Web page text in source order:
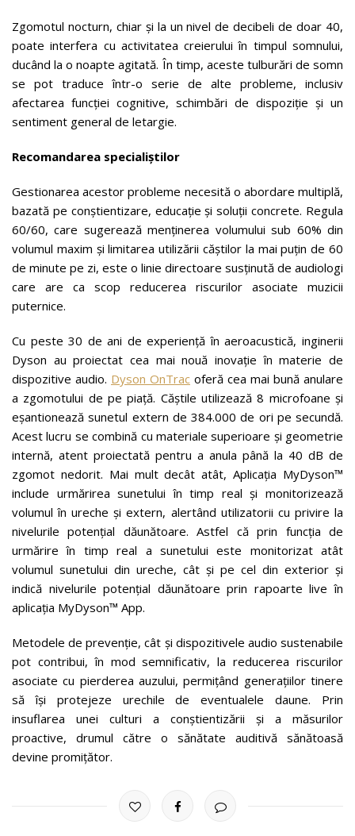
Zgomotul nocturn, chiar și la un nivel de decibeli de doar 40,
poate interfera cu activitatea creierului în timpul somnului,
ducând la o noapte agitată. În timp, aceste tulburări de somn
se pot traduce într-o serie de alte probleme, inclusiv
afectarea funcției cognitive, schimbări de dispoziție și un
sentiment general de letargie.
Recomandarea specialiștilor
Gestionarea acestor probleme necesită o abordare multiplă,
bazată pe conștientizare, educație și soluții concrete. Regula
60/60, care sugerează menținerea volumului sub 60% din
volumul maxim și limitarea utilizării căștilor la mai puțin de 60
de minute pe zi, este o linie directoare susținută de audiologi
care are ca scop reducerea riscurilor asociate muzicii
puternice.
Cu peste 30 de ani de experiență în aeroacustică, inginerii
Dyson au proiectat cea mai nouă inovație în materie de
dispozitive audio. Dyson OnTrac oferă cea mai bună anulare
a zgomotului de pe piață. Căștile utilizează 8 microfoane și
eșantionează sunetul extern de 384.000 de ori pe secundă.
Acest lucru se combină cu materiale superioare și geometrie
internă, atent proiectată pentru a anula până la 40 dB de
zgomot nedorit. Mai mult decât atât, Aplicația MyDyson™
include urmărirea sunetului în timp real și monitorizează
volumul în ureche și extern, alertând utilizatorii cu privire la
nivelurile potențial dăunătoare. Astfel că prin funcția de
urmărire în timp real a sunetului este monitorizat atât
volumul sunetului din ureche, cât și pe cel din exterior și
indică nivelurile potențial dăunătoare prin rapoarte live în
aplicația MyDyson™ App.
Metodele de prevenție, cât și dispozitivele audio sustenabile
pot contribui, în mod semnificativ, la reducerea riscurilor
asociate cu pierderea auzului, permițând generațiilor tinere
să își protejeze urechile de eventualele daune. Prin
insuflarea unei culturi a conștientizării și a măsurilor
proactive, drumul către o sănătate auditivă sănătoasă
devine promițător.